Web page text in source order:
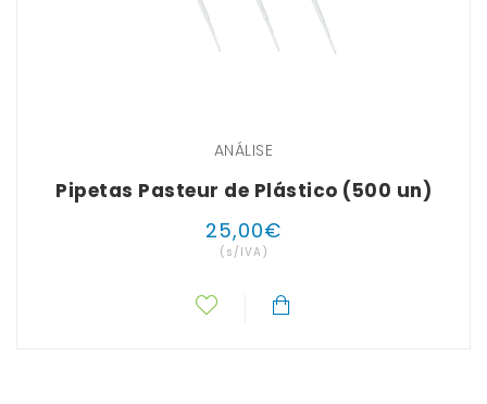
ANÁLISE
Pipetas Pasteur de Plástico (500 un)
25,00€
(s/IVA)